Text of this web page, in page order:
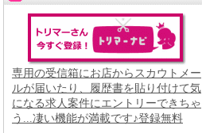
専用の受信箱にお店からスカウトメー
ルが届いたり、履歴書を貼り付けて気
になる求人案件にエントリーできちゃ
う...凄い機能が満載です♪登録無料